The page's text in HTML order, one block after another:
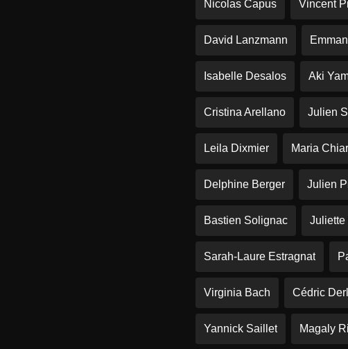
Nicolas Capus Vincent
David Lanzmann
Isabelle Desalos Aki
Cristina Arellano Julien
Leila Dixmier Maria
Delphine Berger Julien
Bastien Solignac Juliette
Sarah-Laure Estragnat
Virginia Bach Cédric
Yannick Saillet Magaly